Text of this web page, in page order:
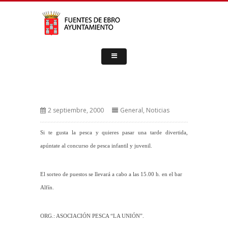
2 septiembre, 2000 General, Noticias
Si te gusta la pesca y quieres pasar una tarde divertida,
apúntate al concurso de pesca infantil y juvenil.
El sorteo de puestos se llevará a cabo a las 15.00 h. en el bar
Alfín.
ORG.: ASOCIACIÓN PESCA “LA UNIÓN”.